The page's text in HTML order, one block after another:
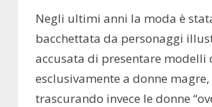
Negli ultimi anni la moda è
bacchettata da personaggi
accusata di presentare modelli
esclusivamente a donne magre,
trascurando invece le donne